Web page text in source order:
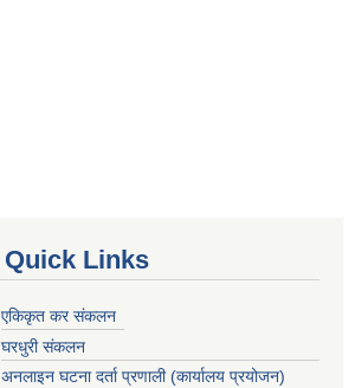
Quick Links
एकिकृत कर संकलन
घरधुरी संकलन
अनलाइन घटना दर्ता प्रणाली (कार्यालय प्रयोजन)